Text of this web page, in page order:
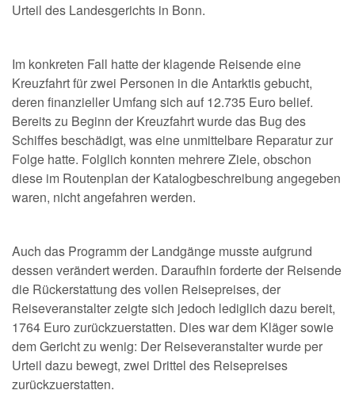
Urteil des Landesgerichts in Bonn.
Im konkreten Fall hatte der klagende Reisende eine
Kreuzfahrt für zwei Personen in die Antarktis gebucht,
deren finanzieller Umfang sich auf 12.735 Euro belief.
Bereits zu Beginn der Kreuzfahrt wurde das Bug des
Schiffes beschädigt, was eine unmittelbare Reparatur zur
Folge hatte. Folglich konnten mehrere Ziele, obschon
diese im Routenplan der Katalogbeschreibung angegeben
waren, nicht angefahren werden.
Auch das Programm der Landgänge musste aufgrund
dessen verändert werden. Daraufhin forderte der Reisende
die Rückerstattung des vollen Reisepreises, der
Reiseveranstalter zeigte sich jedoch lediglich dazu bereit,
1764 Euro zurückzuerstatten. Dies war dem Kläger sowie
dem Gericht zu wenig: Der Reiseveranstalter wurde per
Urteil dazu bewegt, zwei Drittel des Reisepreises
zurückzuerstatten.